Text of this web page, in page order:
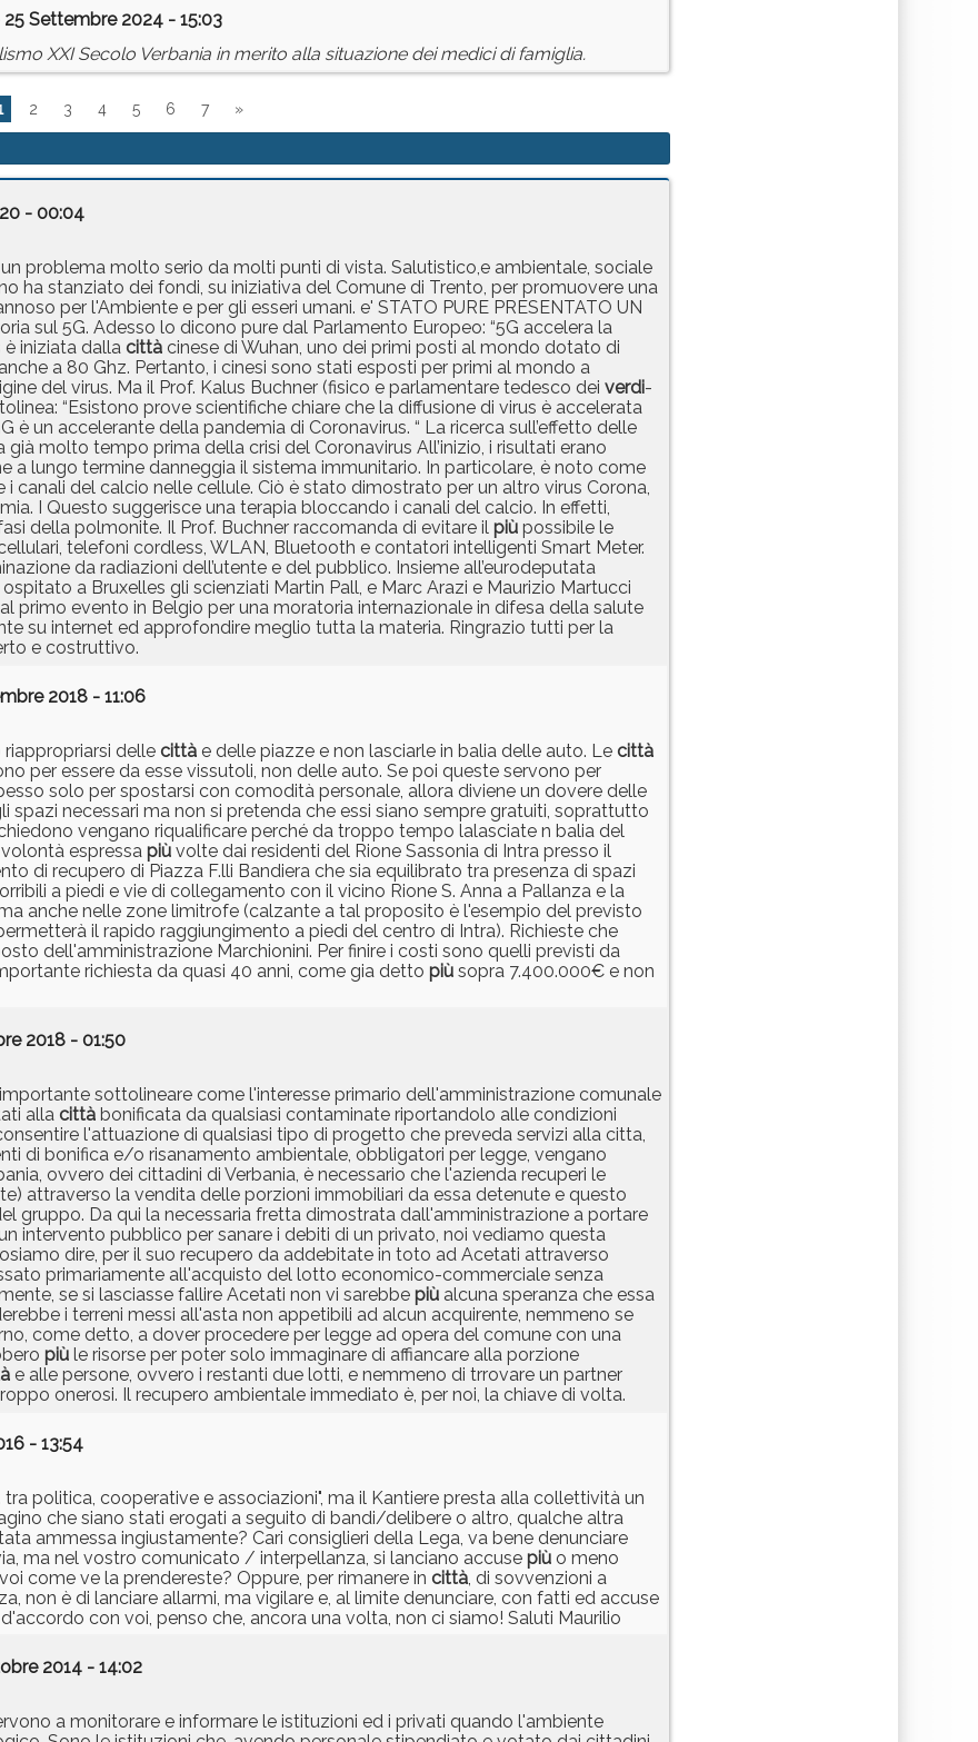
25 Settembre 2024 - 15:03
XXI Secolo Verbania in merito alla situazione dei medici di famiglia.
2 3 4 5 6 7 »
- 00:04
problema molto serio da molti punti di vista. Salutistico,e ambientale, sociale
ha stanziato dei fondi, su iniziativa del Comune di Trento, per promuovere una
per l'Ambiente e per gli esseri umani. e' STATO PURE PRESENTATO UN
sul 5G. Adesso lo dicono pure dal Parlamento Europeo: “5G accelera la
è iniziata dalla città cinese di Wuhan, uno dei primi posti al mondo dotato di
a 80 Ghz. Pertanto, i cinesi sono stati esposti per primi al mondo a
del virus. Ma il Prof. Kalus Buchner (fisico e parlamentare tedesco dei verdi-
“Esistono prove scientifiche chiare che la diffusione di virus è accelerata
è un accelerante della pandemia di Coronavirus. “ La ricerca sull’effetto delle
molto tempo prima della crisi del Coronavirus All’inizio, i risultati erano
a lungo termine danneggia il sistema immunitario. In particolare, è noto come
canali del calcio nelle cellule. Ciò è stato dimostrato per un altro virus Corona,
I Questo suggerisce una terapia bloccando i canali del calcio. In effetti,
della polmonite. Il Prof. Buchner raccomanda di evitare il più possibile le
telefoni cordless, WLAN, Bluetooth e contatori intelligenti Smart Meter.
da radiazioni dell’utente e del pubblico. Insieme all’eurodeputata
a Bruxelles gli scienziati Martin Pall, e Marc Arazi e Maurizio Martucci
primo evento in Belgio per una moratoria internazionale in difesa della salute
su internet ed approfondire meglio tutta la materia. Ringrazio tutti per la
e costruttivo.
2018 - 11:06
delle città e delle piazze e non lasciarle in balia delle auto. Le città
per essere da esse vissutoli, non delle auto. Se poi queste servono per
solo per spostarsi con comodità personale, allora diviene un dovere delle
spazi necessari ma non si pretenda che essi siano sempre gratuiti, soprattutto
vengano riqualificare perché da troppo tempo lalasciate n balia del
espressa più volte dai residenti del Rione Sassonia di Intra presso il
di recupero di Piazza F.lli Bandiera che sia equilibrato tra presenza di spazi
a piedi e vie di collegamento con il vicino Rione S. Anna a Pallanza e la
anche nelle zone limitrofe (calzante a tal proposito è l'esempio del previsto
il rapido raggiungimento a piedi del centro di Intra). Richieste che
dell'amministrazione Marchionini. Per finire i costi sono quelli previsti da
richiesta da quasi 40 anni, come gia detto più sopra 7.400.000€ e non
2018 - 01:50
sottolineare come l'interesse primario dell'amministrazione comunale
alla città bonificata da qualsiasi contaminate riportandolo alle condizioni
l'attuazione di qualsiasi tipo di progetto che preveda servizi alla citta,
di bonifica e/o risanamento ambientale, obbligatori per legge, vengano
ovvero dei cittadini di Verbania, è necessario che l'azienda recuperi le
attraverso la vendita delle porzioni immobiliari da essa detenute e questo
gruppo. Da qui la necessaria fretta dimostrata dall'amministrazione a portare
intervento pubblico per sanare i debiti di un privato, noi vediamo questa
dire, per il suo recupero da addebitate in toto ad Acetati attraverso
primariamente all'acquisto del lotto economico-commerciale senza
se si lasciasse fallire Acetati non vi sarebbe più alcuna speranza che essa
i terreni messi all'asta non appetibili ad alcun acquirente, nemmeno se
come detto, a dover procedere per legge ad opera del comune con una
più le risorse per poter solo immaginare di affiancare alla porzione
e alle persone, ovvero i restanti due lotti, e nemmeno di trrovare un partner
onerosi. Il recupero ambientale immediato è, per noi, la chiave di volta.
- 13:54
politica, cooperative e associazioni", ma il Kantiere presta alla collettività un
che siano stati erogati a seguito di bandi/delibere o altro, qualche altra
ammessa ingiustamente? Cari consiglieri della Lega, va bene denunciare
ma nel vostro comunicato / interpellanza, si lanciano accuse più o meno
come ve la prendereste? Oppure, per rimanere in città, di sovvenzioni a
non è di lanciare allarmi, ma vigilare e, al limite denunciare, con fatti ed accuse
con voi, penso che, ancora una volta, non ci siamo! Saluti Maurilio
2014 - 14:02
a monitorare e informare le istituzioni ed i privati quando l'ambiente